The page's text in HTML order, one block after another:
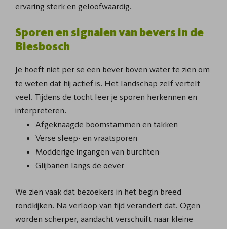
ervaring sterk en geloofwaardig.
Sporen en signalen van bevers in de
Biesbosch
Je hoeft niet per se een bever boven water te zien om
te weten dat hij actief is. Het landschap zelf vertelt
veel. Tijdens de tocht leer je sporen herkennen en
interpreteren.
Afgeknaagde boomstammen en takken
Verse sleep- en vraatsporen
Modderige ingangen van burchten
Glijbanen langs de oever
We zien vaak dat bezoekers in het begin breed
rondkijken. Na verloop van tijd verandert dat. Ogen
worden scherper, aandacht verschuift naar kleine